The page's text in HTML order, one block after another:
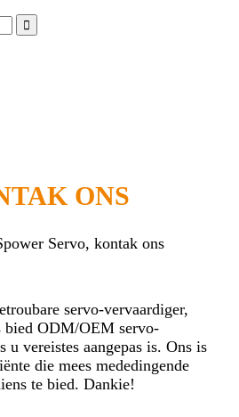
ONS
Servo, kontak ons
servo-vervaardiger,
bied ODM/OEM servo-
u vereistes aangepas is. Ons is
die mees mededingende
te bied. Dankie!